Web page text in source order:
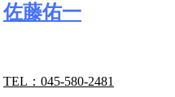
佐藤佑一
TEL：045-580-2481